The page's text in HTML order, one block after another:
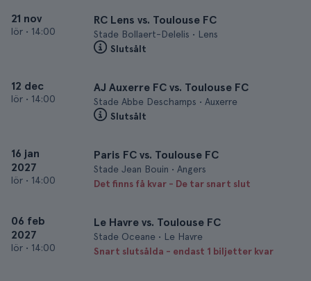
21 nov
lör • 14:00
RC Lens vs. Toulouse FC
Stade Bollaert-Delelis • Lens
Slutsålt
12 dec
lör • 14:00
AJ Auxerre FC vs. Toulouse FC
Stade Abbe Deschamps • Auxerre
Slutsålt
16 jan
2027
lör • 14:00
Paris FC vs. Toulouse FC
Stade Jean Bouin • Angers
Det finns få kvar - De tar snart slut
06 feb
2027
lör • 14:00
Le Havre vs. Toulouse FC
Stade Oceane • Le Havre
Snart slutsålda - endast 1 biljetter kvar